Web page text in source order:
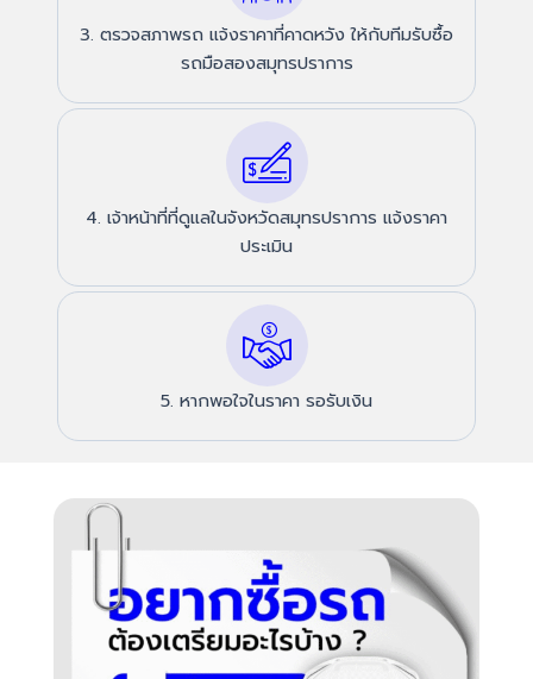
3. ตรวจสภาพรถ แจ้งราคาที่คาดหวัง ให้กับทีมรับซื้อ
รถมือสองสมุทรปราการ
4. เจ้าหน้าที่ที่ดูแลในจังหวัดสมุทรปราการ แจ้งราคา
ประเมิน
5. หากพอใจในราคา รอรับเงิน